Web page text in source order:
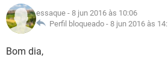
GUIA DE COMPRAS
INSTAGRAM
GUIA DE COMPRAS
CELULAR
OUTLOOK EXCEL
INSTAGRAM
JOGOS
CELULAR
OUTLOOK
GLOSSÁRIO
JOGOS
essaque - 8 jun 2016 às 10:06
Perfil bloqueado - 8 jun 2016 às
Bom dia,